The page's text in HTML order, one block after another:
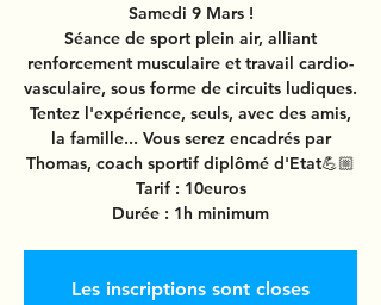
Samedi 9 Mars !
Séance de sport plein air, alliant
renforcement musculaire et travail cardio-
vasculaire, sous forme de circuits ludiques.
Tentez l'expérience, seuls, avec des amis,
la famille... Vous serez encadrés par
Thomas, coach sportif diplômé d'Etat💪🏼
Tarif : 10euros
Durée : 1h minimum
Les inscriptions sont closes